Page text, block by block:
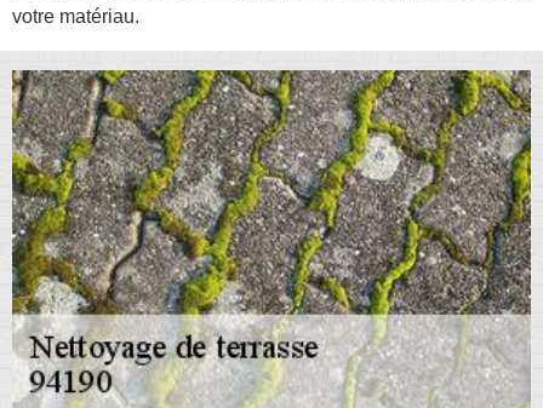
votre matériau.